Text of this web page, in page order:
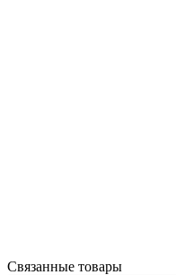
Связанные товары